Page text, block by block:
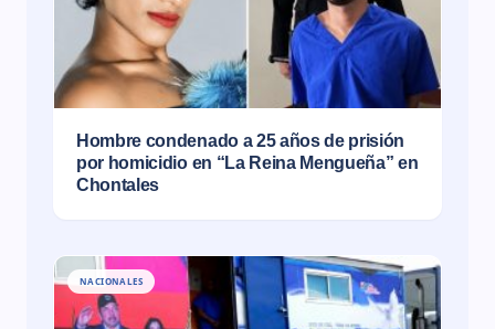
Hombre condenado a 25 años de prisión
por homicidio en “La Reina Mengueña” en
Chontales
NACIONALES